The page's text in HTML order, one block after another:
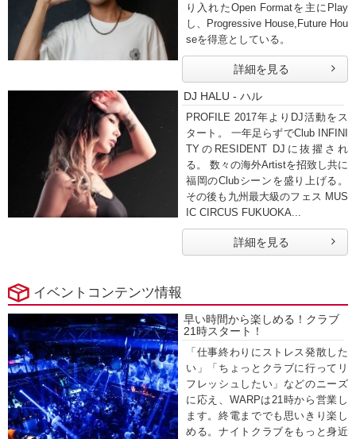
り入れたOpen Formatを主にPlay
し、Progressive House,Future Hou
seを得意としている。
詳細を見る
DJ HALU - ハル
PROFILE 2017年よりDJ活動をス
タート。 一年足らずでClub INFINI
TYのRESIDENT DJに抜擢され
る。 数々の海外Artistを招致し共に
福岡のClubシーンを盛り上げる。
その後も九州最大級のフェス MUS
IC CIRCUS FUKUOKA...
詳細を見る
イベントコンテンツ情報
早い時間から楽しめる！クラブ
21時スタート！
「仕事終わりにストレス発散した
い」「ちょっとクラブに行ってリ
フレッシュしたい」などのニーズ
に応え、WARPは21時から営業し
ます。終電まででも思いきり楽し
める。ナイトクラブをもっと身近